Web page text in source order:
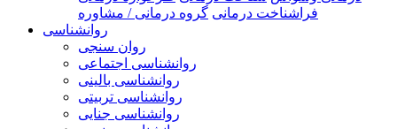
فراشناخت درمانی گروه درمانی / مشاوره
روانشناسی
روان سنجی
روانشناسی اجتماعی
روانشناسی بالینی
روانشناسی تربیتی
روانشناسی جنایی